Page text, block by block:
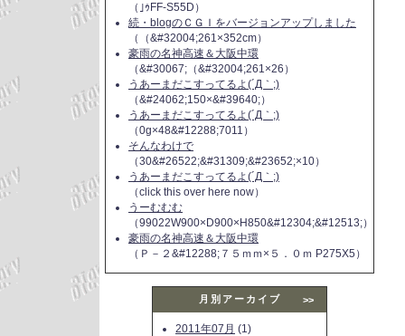
（｣ｩFF-S55D）
続・blogのＣＧＩをバージョンアップしました
（（&#32004;261×352cm）
豪雨の名神高速＆大阪中環
（&#30067;（&#32004;261×26）
うあーまだこすってるよ(´Д｀;)
（&#24062;150×&#39640;）
うあーまだこすってるよ(´Д｀;)
（0g×48&#12288;7011）
そんなわけで
（30&#26522;&#31309;&#23652;×10）
うあーまだこすってるよ(´Д｀;)
（click this over here now）
うーむむむ
（99022W900×D900×H850&#12304;&#12513;）
豪雨の名神高速＆大阪中環
（Ｐ－２&#12288;７５ｍｍ×５．０ｍ P275X5）
月別アーカイブ >>
2011年07月 (1)